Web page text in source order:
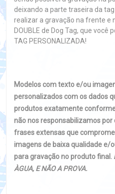
deixando a parte traseira da
realizar a gravação na frente e
DOUBLE de Dog Tag, que você
TAG PERSONALIZADA!
Modelos com texto e/ou
personalizados com os dados
produtos exatamente
não nos responsabilizamos
frases extensas que
imagens de baixa qualidade e/
para gravação no produto final.
ÀGUA, E NÃO A PROVA.